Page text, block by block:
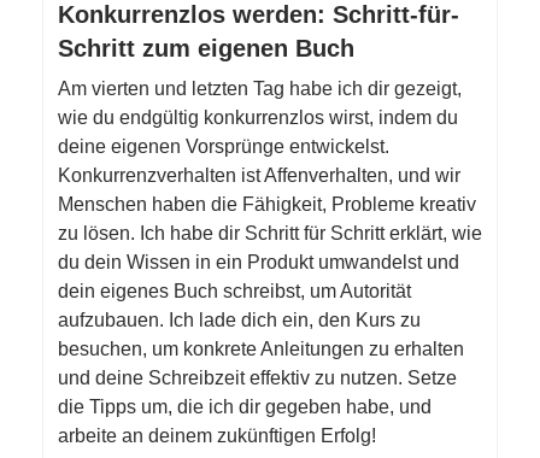
Konkurrenzlos werden: Schritt-für-
Schritt zum eigenen Buch
Am vierten und letzten Tag habe ich dir gezeigt,
wie du endgültig konkurrenzlos wirst, indem du
deine eigenen Vorsprünge entwickelst.
Konkurrenzverhalten ist Affenverhalten, und wir
Menschen haben die Fähigkeit, Probleme kreativ
zu lösen. Ich habe dir Schritt für Schritt erklärt, wie
du dein Wissen in ein Produkt umwandelst und
dein eigenes Buch schreibst, um Autorität
aufzubauen. Ich lade dich ein, den Kurs zu
besuchen, um konkrete Anleitungen zu erhalten
und deine Schreibzeit effektiv zu nutzen. Setze
die Tipps um, die ich dir gegeben habe, und
arbeite an deinem zukünftigen Erfolg!